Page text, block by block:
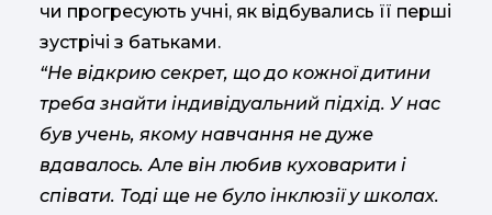
чи прогресують учні, як відбувались її перші
зустрічі з батьками.
“Не відкрию секрет, що до кожної дитини
треба знайти індивідуальний підхід. У нас
був учень, якому навчання не дуже
вдавалось. Але він любив куховарити і
співати. Тоді ще не було інклюзії у школах.